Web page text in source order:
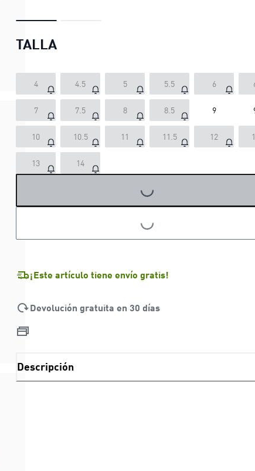
TALLA
4 4.5 5 5.5 6
7 7.5 8 8.5 9
10 10.5 11 11.5 12
13 14
LOADING...
LOADING...
¡Este artículo tiene envío gratis!
Devolución gratuita en 30 días
Descripción